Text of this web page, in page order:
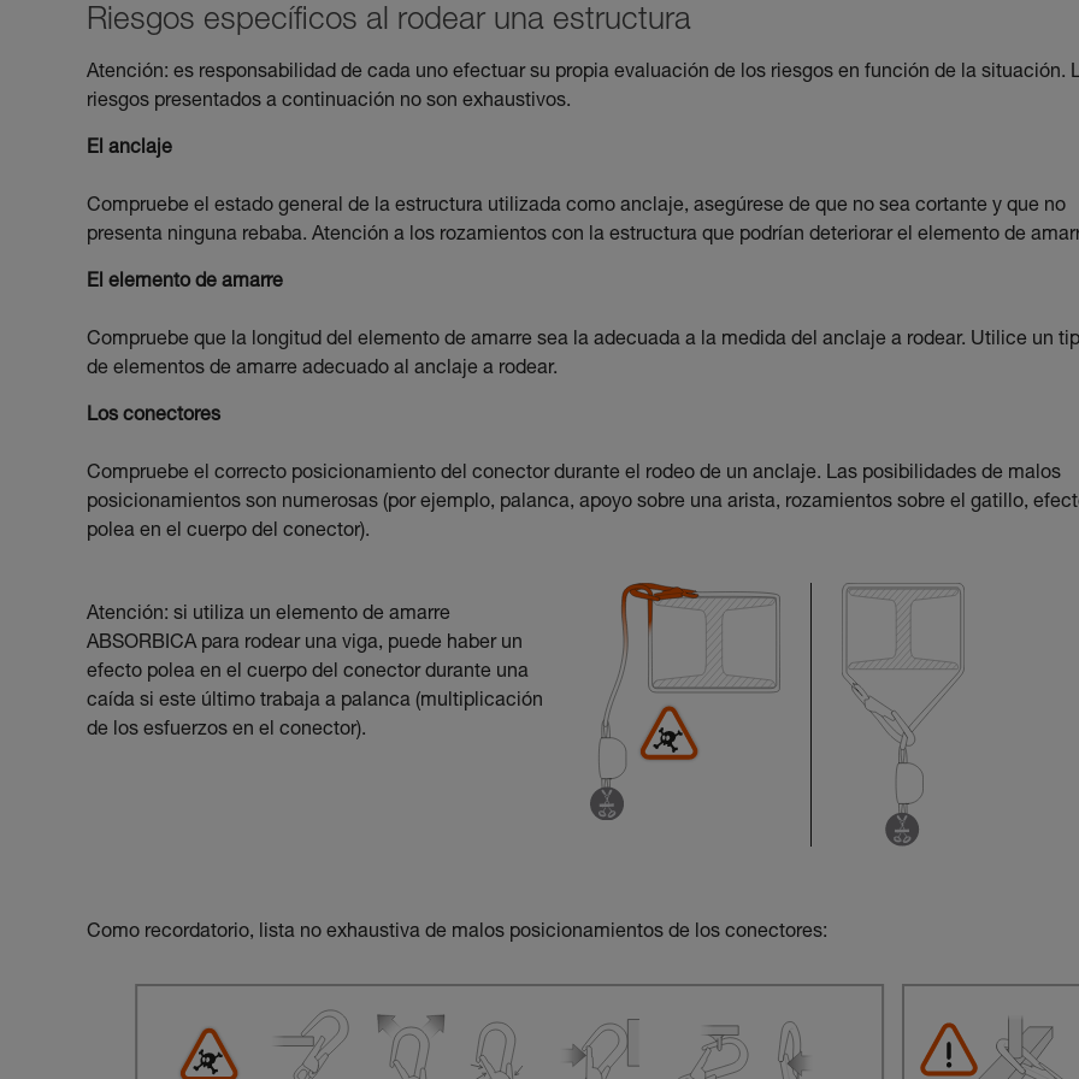
Riesgos específicos al rodear una estructura
Atención: es responsabilidad de cada uno efectuar su propia evaluación de los riesgos en función de la situación.
riesgos presentados a continuación no son exhaustivos.
El anclaje
Compruebe el estado general de la estructura utilizada como anclaje, asegúrese de que no sea cortante y que no
presenta ninguna rebaba. Atención a los rozamientos con la estructura que podrían deteriorar el elemento de
El elemento de amarre
Compruebe que la longitud del elemento de amarre sea la adecuada a la medida del anclaje a rodear. Utilice un
de elementos de amarre adecuado al anclaje a rodear.
Los conectores
Compruebe el correcto posicionamiento del conector durante el rodeo de un anclaje. Las posibilidades de malos
posicionamientos son numerosas (por ejemplo, palanca, apoyo sobre una arista, rozamientos sobre el gatillo,
polea en el cuerpo del conector).
Atención: si utiliza un elemento de amarre
ABSORBICA para rodear una viga, puede haber un
efecto polea en el cuerpo del conector durante una
caída si este último trabaja a palanca (multiplicación
de los esfuerzos en el conector).
Como recordatorio, lista no exhaustiva de malos posicionamientos de los conectores: